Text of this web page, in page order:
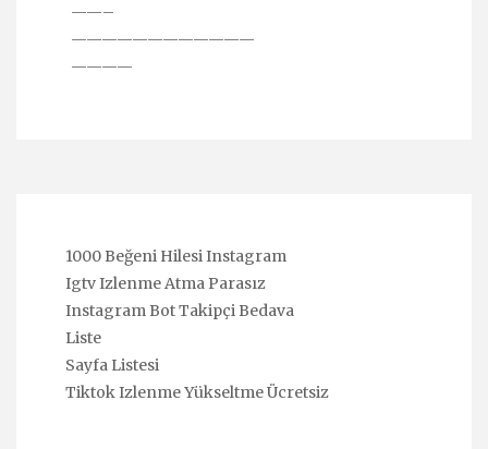
——–
————————————
————
1000 Beğeni Hilesi Instagram
Igtv Izlenme Atma Parasız
Instagram Bot Takipçi Bedava
Liste
Sayfa Listesi
Tiktok Izlenme Yükseltme Ücretsiz